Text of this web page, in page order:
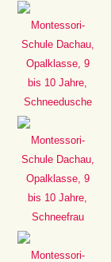
Montessori-
Schule Dachau,
Opalklasse, 9
bis 10 Jahre,
Schneedusche
Montessori-
Schule Dachau,
Opalklasse, 9
bis 10 Jahre,
Schneefrau
Montessori-